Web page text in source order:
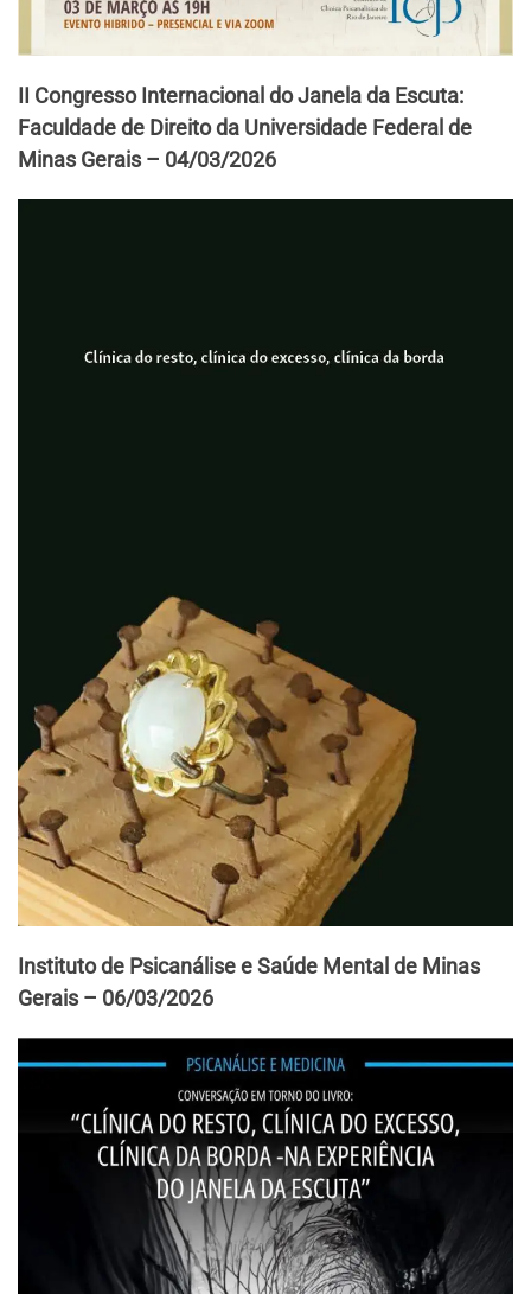
II Congresso Internacional do Janela da Escuta:
Faculdade de Direito da Universidade Federal de
Minas Gerais – 04/03/2026
Instituto de Psicanálise e Saúde Mental de Minas
Gerais – 06/03/2026